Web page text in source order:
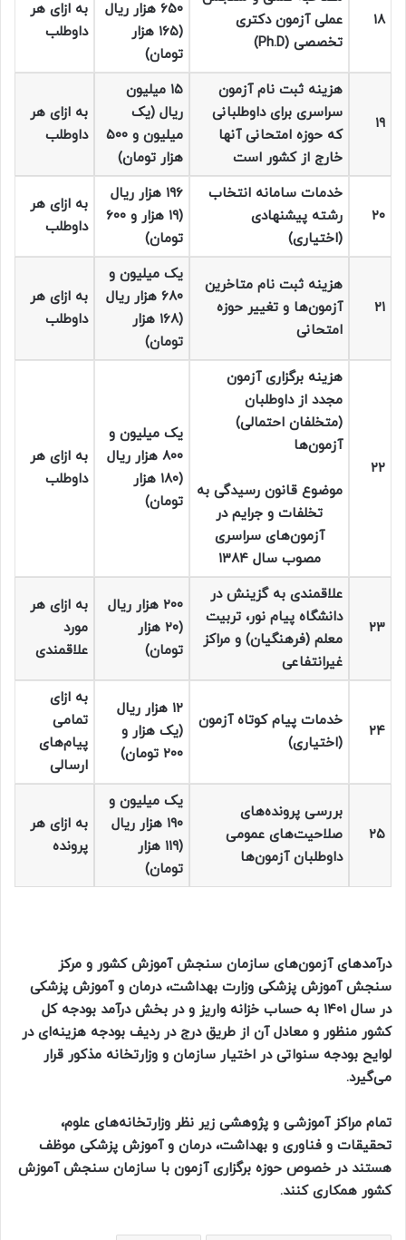
۱۸
عملی آزمون دکتری
تخصصی (Ph.D)
۶۵۰ هزار ریال
(۱۶۵ هزار
تومان)
به ازای هر
داوطلب
۱۹
هزینه ثبت نام آزمون
سراسری برای داوطلبانی
که حوزه امتحانی آنها
خارج از کشور است
۱۵ میلیون
ریال (یک
میلیون و ۵۰۰
هزار تومان)
به ازای هر
داوطلب
۲۰
خدمات سامانه انتخاب
رشته پیشنهادی
(اختیاری)
۱۹۶ هزار ریال
(۱۹ هزار و ۶۰۰
تومان)
به ازای هر
داوطلب
۲۱
هزینه ثبت نام متاخرین
آزمون‌ها و تغییر حوزه
امتحانی
یک میلیون و
۶۸۰ هزار ریال
(۱۶۸ هزار
تومان)
به ازای هر
داوطلب
۲۲
هزینه برگزاری آزمون
مجدد از داوطلبان
(متخلفان احتمالی)
آزمون‌ها
موضوع قانون رسیدگی به
تخلفات و جرایم در
آزمون‌های سراسری
مصوب سال ۱۳۸۴
یک میلیون و
۸۰۰ هزار ریال
(۱۸۰ هزار
تومان)
به ازای هر
داوطلب
۲۳
علاقمندی به گزینش در
دانشگاه پیام نور، تربیت
معلم (فرهنگیان) و مراکز
غیرانتفاعی
۲۰۰ هزار ریال
(۲۰ هزار
تومان)
به ازای هر
مورد
علاقمندی
۲۴
خدمات پیام کوتاه آزمون
(اختیاری)
۱۲ هزار ریال
(یک هزار و
۲۰۰ تومان)
به ازای
تمامی
پیام‌های
ارسالی
۲۵
بررسی پرونده‌های
صلاحیت‌های عمومی
داوطلبان آزمون‌ها
یک میلیون و
۱۹۰ هزار ریال
(۱۱۹ هزار
تومان)
به ازای هر
پرونده
درآمدهای آزمون‌های سازمان سنجش آموزش کشور و مرکز
سنجش آموزش پزشکی وزارت بهداشت، درمان و آموزش پزشکی
در سال ۱۴۰۱ به حساب خزانه واریز و در بخش درآمد بودجه کل
کشور منظور و معادل آن از طریق درج در ردیف بودجه هزینه‌ای در
لوایح بودجه سنواتی در اختیار سازمان و وزارتخانه مذکور قرار
می‌گیرد.
تمام مراکز آموزشی و پژوهشی زیر نظر وزارتخانه‌های علوم،
تحقیقات و فناوری و بهداشت، درمان و آموزش پزشکی موظف
هستند در خصوص حوزه برگزاری آزمون با سازمان سنجش آموزش
کشور همکاری کنند.